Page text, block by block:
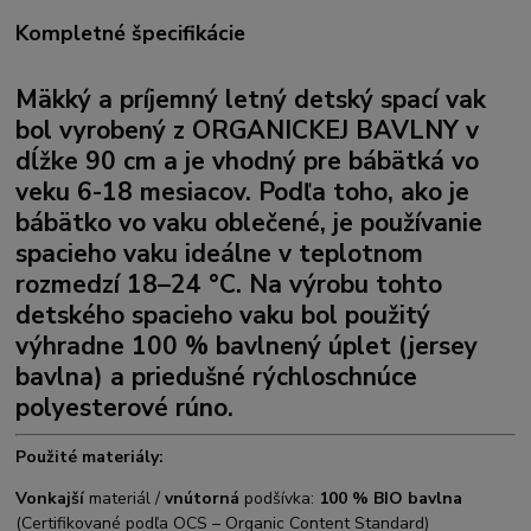
Kompletné špecifikácie
Mäkký a príjemný letný detský spací vak
bol vyrobený z ORGANICKEJ BAVLNY v
dĺžke 90 cm a je vhodný pre bábätká vo
veku 6-18 mesiacov. Podľa toho, ako je
bábätko vo vaku oblečené, je používanie
spacieho vaku ideálne v teplotnom
rozmedzí 18–24 °C. Na výrobu tohto
detského spacieho vaku bol použitý
výhradne 100 % bavlnený úplet (jersey
bavlna) a priedušné rýchloschnúce
polyesterové rúno.
Použité materiály:
Vonkajší materiál /vnútorná podšívka: 100 % BIO bavlna
(Certifikované podľa OCS – Organic Content Standard)